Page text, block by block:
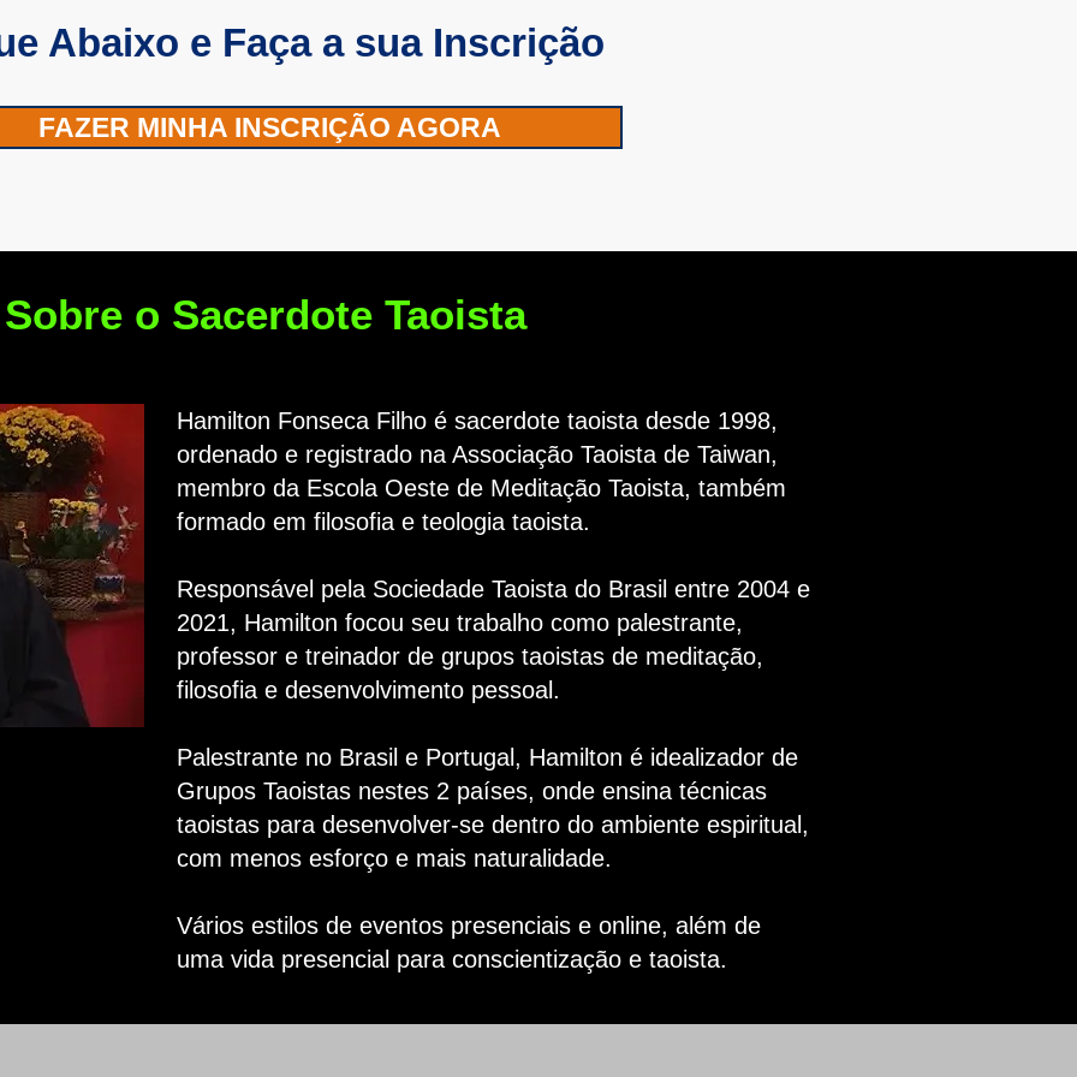
Abaixo e Faça a sua Inscrição
FAZER MINHA INSCRIÇÃO AGORA
Sobre o Sacerdote Taoista
Hamilton Fonseca Filho é sacerdote taoista desde 1998,
ordenado e registrado na Associação Taoista de Taiwan,
membro da Escola Oeste de Meditação Taoista, também
formado em filosofia e teologia taoista.
Responsável pela Sociedade Taoista do Brasil entre 2004 e
2021, Hamilton focou seu trabalho como palestrante,
professor e treinador de grupos taoistas de meditação,
filosofia e desenvolvimento pessoal.
Palestrante no Brasil e Portugal, Hamilton é idealizador de
Grupos Taoistas nestes 2 países, onde ensina técnicas
taoistas para desenvolver-se dentro do ambiente espiritual,
com menos esforço e mais naturalidade.
Vários estilos de eventos presenciais e online, além de
uma vida presencial para conscientização e taoista.